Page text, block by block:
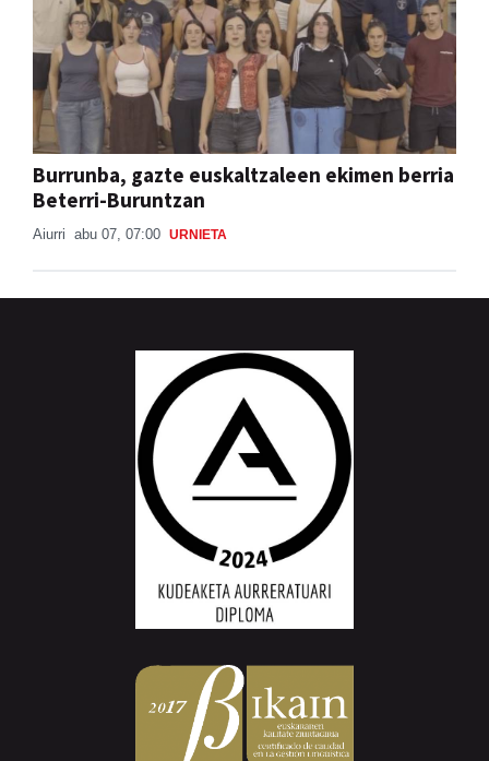
Burrunba, gazte euskaltzaleen ekimen berria
Beterri-Buruntzan
Aiurri abu 07, 07:00 URNIETA